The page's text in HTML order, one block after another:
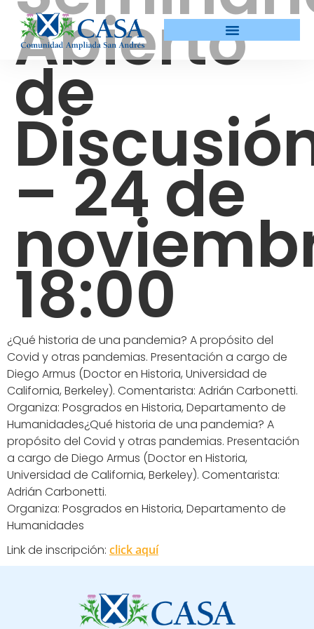
Abierto
de
– 24 de
18:00
¿Qué historia de una pandemia? A propósito del
Covid y otras pandemias. Presentación a cargo de
Diego Armus (Doctor en Historia, Universidad de
California, Berkeley). Comentarista: Adrián Carbonetti.
Organiza: Posgrados en Historia, Departamento de
Humanidades¿Qué historia de una pandemia? A
propósito del Covid y otras pandemias. Presentación
a cargo de Diego Armus (Doctor en Historia,
Universidad de California, Berkeley). Comentarista:
Adrián Carbonetti.
Organiza: Posgrados en Historia, Departamento de
Humanidades
Link de inscripción: click aquí